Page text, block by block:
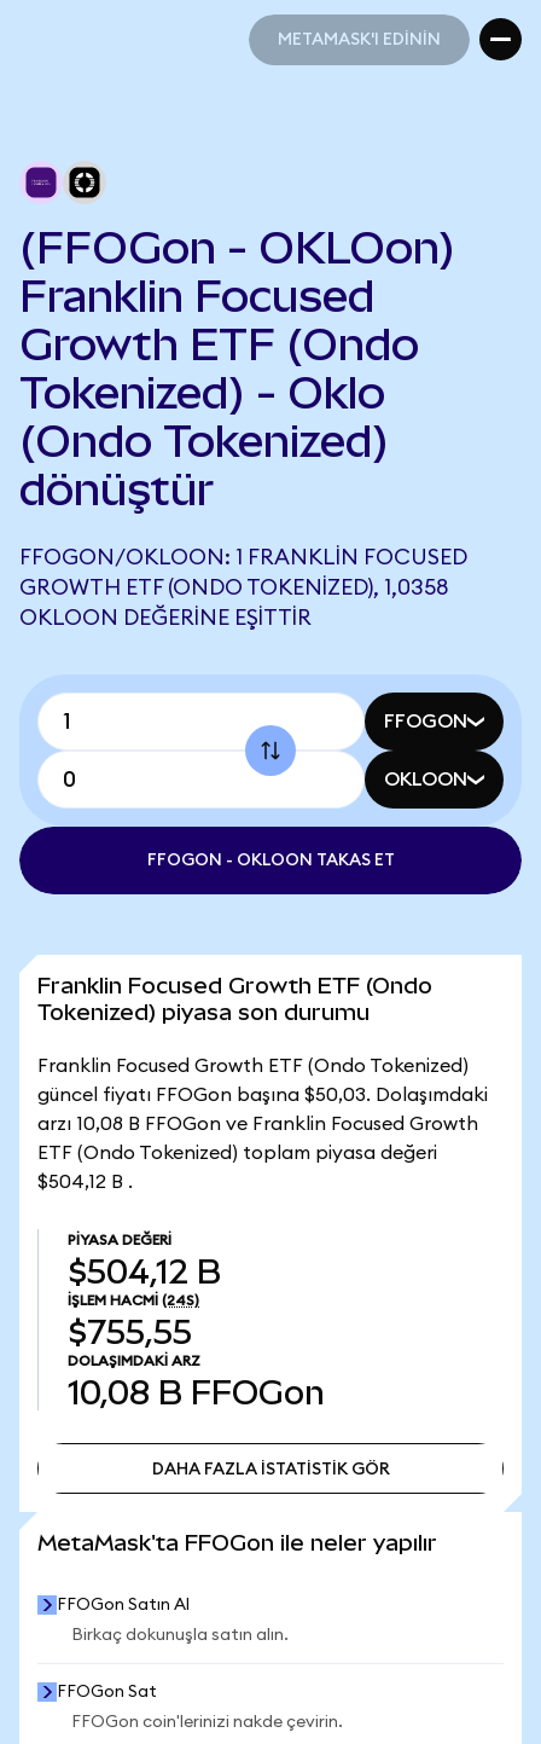
METAMASK'I EDİNİN
(FFOGon - OKLOon)
Franklin Focused
Growth ETF (Ondo
Tokenized) - Oklo
(Ondo Tokenized)
dönüştür
FFOGON/OKLOON: 1 FRANKLIN FOCUSED
GROWTH ETF (ONDO TOKENIZED), 1,0358
OKLOON DEĞERINE EŞITTIR
FFOGON
OKLOON
FFOGON - OKLOON TAKAS ET
Franklin Focused Growth ETF (Ondo
Tokenized) piyasa son durumu
Franklin Focused Growth ETF (Ondo Tokenized)
güncel fiyatı FFOGon başına $50,03. Dolaşımdaki
arzı 10,08 B FFOGon ve Franklin Focused Growth
ETF (Ondo Tokenized) toplam piyasa değeri
$504,12 B .
PIYASA DEĞERI
$504,12 B
İŞLEM HACMI (24S)
$755,55
DOLAŞIMDAKI ARZ
10,08 B FFOGon
DAHA FAZLA İSTATİSTİK GÖR
MetaMask'ta FFOGon ile neler yapılır
FFOGon Satın Al
Birkaç dokunuşla satın alın.
FFOGon Sat
FFOGon coin'lerinizi nakde çevirin.